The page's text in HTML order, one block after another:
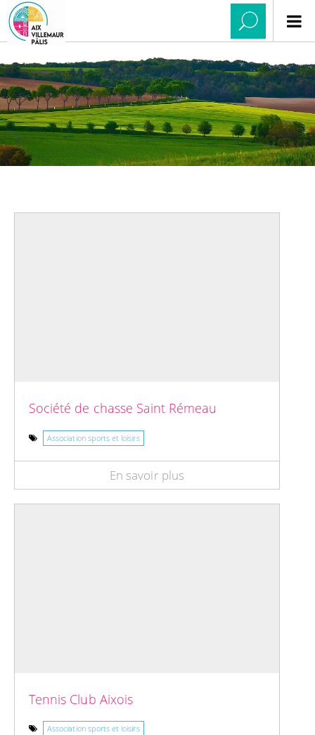
Société de chasse Saint Rémeau
Association sports et loisirs
En savoir plus
Tennis Club Aixois
Association sports et loisirs